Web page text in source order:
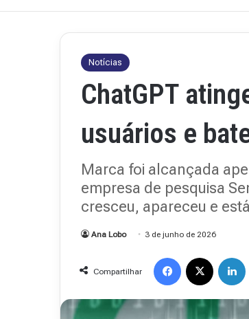
Notícias
ChatGPT
usuários e
Marca foi alcançada
empresa de pesquisa
cresceu, apareceu e
Ana Lobo 3 de junho de 2026
Compartilhar
Facebook